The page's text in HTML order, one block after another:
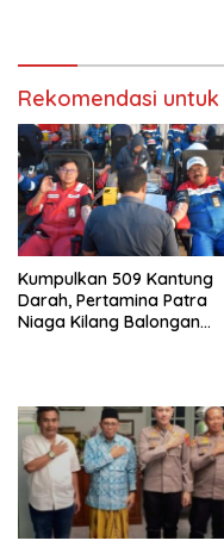
Rekomendasi
Kumpulkan 509 Kantung
Darah, Pertamina Patra
Niaga Kilang Balongan